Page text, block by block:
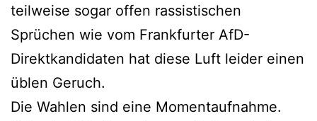
teilweise sogar offen rassistischen
Sprüchen wie vom Frankfurter AfD-
Direktkandidaten hat diese Luft leider einen
üblen Geruch.
Die Wahlen sind eine Momentaufnahme.